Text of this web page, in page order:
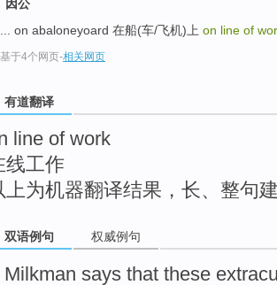
因公
... on abaloneyoard 在船(车/飞机)上 on line of
基于4个网页-相关网页
有道翻译
line of work
线工作
上为机器翻译结果，长、整句
双语例句 权威例句
Milkman says that these